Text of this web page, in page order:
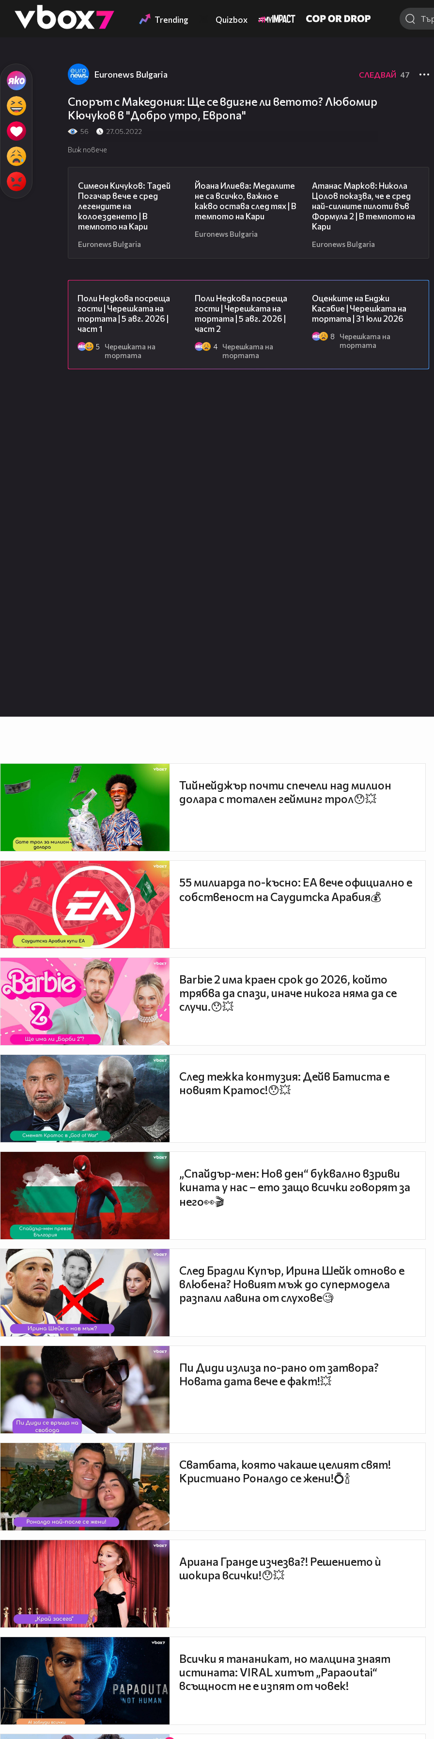
👾 Trending Quizbox
Euronews Bulgaria СЛЕДВАЙ 47
Спорът с Македония: Ще се вдигне ли ветото? Любомир
Кючуков в "Добро утро, Европа"
56 27.05.2022
Виж повече
Симеон Кичуков: Тадей
Погачар вече е сред
легендите на
колоезденето | В
темпото на Кари
Euronews Bulgaria
Йоана Илиева: Медалите
не са всичко, важно е
какво остава след тях | В
темпото на Кари
Euronews Bulgaria
Атанас Марков: Никола
Цолов показва, че е сред
най-силните пилоти във
Формула 2 | В темпото на
Кари
Euronews Bulgaria
Поли Недкова посреща
гости | Черешката на
тортата | 5 авг. 2026 |
част 1
5
Черешката на
тортата
Поли Недкова посреща
гости | Черешката на
тортата | 5 авг. 2026 |
част 2
4
Черешката на
тортата
Оценките на Енджи
Касабие | Черешката на
тортата | 31 юли 2026
8
Черешката на
тортата
Тийнейджър почти спечели над милион
долара с тотален гейминг трол😯💥
55 милиарда по-късно: EA вече официално е
собственост на Саудитска Арабия💰
Barbie 2 има краен срок до 2026, който
трябва да спази, иначе никога няма да се
случи.😯💥
След тежка контузия: Дейв Батиста е
новият Кратос!😯💥
„Спайдър-мен: Нов ден“ буквално взриви
кината у нас – ето защо всички говорят за
него👀🎬
След Брадли Купър, Ирина Шейк отново е
влюбена? Новият мъж до супермодела
разпали лавина от слухове🧐
Пи Диди излиза по-рано от затвора?
Новата дата вече е факт!💥
Сватбата, която чакаше целият свят!
Кристиано Роналдо се жени!💍🍾
Ариана Гранде изчезва?! Решението ѝ
шокира всички!😯💥
Всички я тананикат, но малцина знаят
истината: VIRAL хитът „Papaoutai“
всъщност не е изпят от човек!